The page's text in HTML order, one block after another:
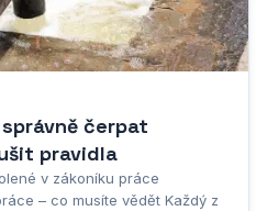
čerpat
pravidla
v zákoníku práce
– co musíte vědět Každý z